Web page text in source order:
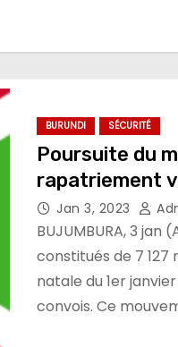
BURUNDI SÉCURITÉ
Poursuite du
rapatriement
Jan 3, 2023
BUJUMBURA, 3 jan
constitués de 7
natale du 1er
convois. Ce